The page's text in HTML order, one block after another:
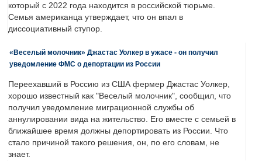
который с 2022 года находится в российской тюрьме.
Семья американца утверждает, что он впал в
диссоциативный ступор.
«Веселый молочник» Джастас Уолкер в ужасе - он получил
уведомление ФМС о депортации из России
Переехавший в Россию из США фермер Джастас Уолкер,
хорошо известный как "Веселый молочник", сообщил, что
получил уведомление миграционной службы об
аннулировании вида на жительство. Его вместе с семьей в
ближайшее время должны депортировать из России. Что
стало причиной такого решения, он, по его словам, не
знает.